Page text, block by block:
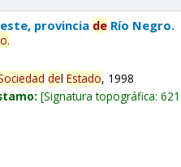
provincia de Río Negro.
.
delEstado, 1998
Signatura topográfica: